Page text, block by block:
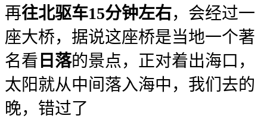
再往北驱车15分钟左右，会经过一
座大桥，据说这座桥是当地一个著
名看 日落的景点，正对着出海口，
太阳就从中间落入海中，我们去的
晚，错过了